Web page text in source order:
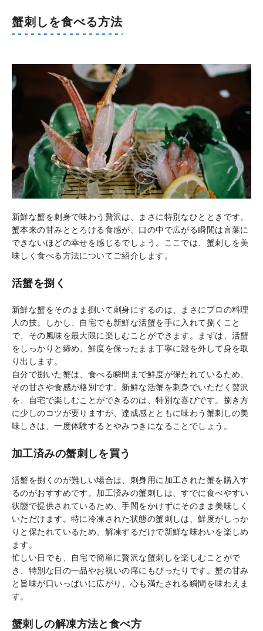
蟹刺しを食べる方法
新鮮な蟹を刺身で味わう贅沢は、まさに特別なひとときです。
蟹本来の甘みととろける食感が、口の中で広がる瞬間は言葉に
できないほどの幸せを感じるでしょう。ここでは、蟹刺しを美
味しく食べる方法についてご紹介します。
活蟹を捌く
新鮮な蟹をそのまま捌いて刺身にするのは、まさにプロの料理
人の技。しかし、自宅でも新鮮な活蟹を手に入れて捌くこと
で、その風味を最大限に楽しむことができます。まずは、活蟹
をしっかりと締め、鮮度を保ったまま丁寧に殻を外して身を取
り出します。
自分で捌いた蟹は、食べる瞬間まで鮮度が保たれているため、
その甘さや食感が格別です。新鮮な活蟹を刺身でいただく贅沢
を、自宅で楽しむことができるのは、特別な喜びです。捌き方
に少しのコツが要りますが、達成感とともに味わう蟹刺しの美
味しさは、一度体験するとやみつきになることでしょう。
加工済みの蟹刺しを買う
活蟹を捌くのが難しい場合は、刺身用に加工された蟹を購入す
るのがおすすめです。加工済みの蟹刺しは、すでに食べやすい
状態で提供されているため、手間をかけずにそのまま美味しく
いただけます。特に冷凍された状態の蟹刺しは、鮮度がしっか
りと保たれているため、解凍するだけで新鮮な味わいを楽しめ
ます。
忙しい日でも、自宅で簡単に贅沢な蟹刺しを楽しむことがで
き、特別な日の一品やお祝いの席にもぴったりです。蟹の甘み
と旨味が口いっぱいに広がり、心も満たされる瞬間を味わえま
す。
蟹刺しの解凍方法と食べ方